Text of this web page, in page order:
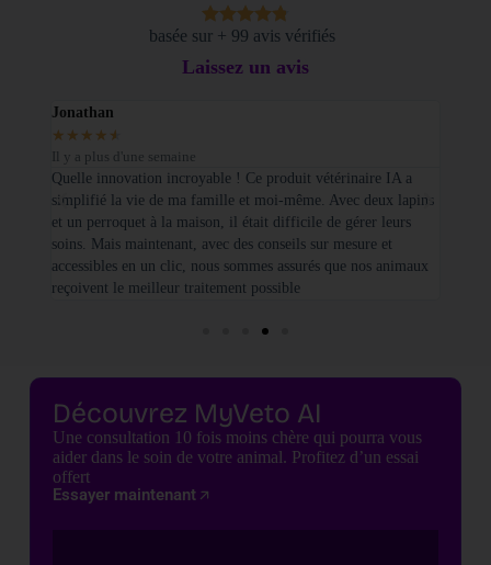
basée sur + 99 avis vérifiés
Laissez un avis
Jonathan
★ ★ ★ ★ ★
Il y a plus d'une semaine
Quelle innovation incroyable ! Ce produit vétérinaire IA a
simplifié la vie de ma famille et moi-même. Avec deux lapins
et un perroquet à la maison, il était difficile de gérer leurs
soins. Mais maintenant, avec des conseils sur mesure et
accessibles en un clic, nous sommes assurés que nos animaux
reçoivent le meilleur traitement possible
Découvrez MyVeto AI
Une consultation 10 fois moins chère qui pourra vous
aider dans le soin de votre animal. Profitez d’un essai
offert
Essayer maintenant